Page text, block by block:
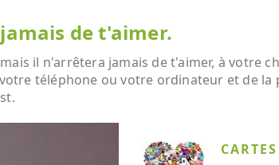
de t'aimer.
il n'arrêtera jamais de t'aimer, à votre
téléphone ou votre ordinateur et de la